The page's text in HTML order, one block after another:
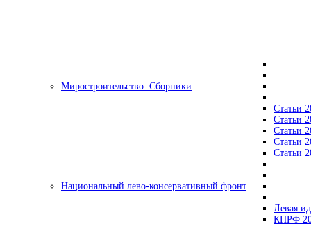
Миростроительство. Сборники
Статьи
Статьи
Статьи
Статьи
Статьи
Национальный лево-консервативный фронт
Левая
КПРФ